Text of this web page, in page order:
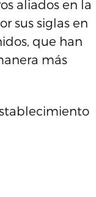
aliados en la
sus siglas en
que han
más